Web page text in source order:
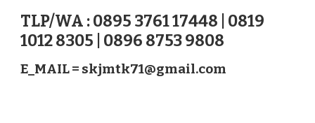
TLP/WA : 0895 3761 17448 | 0819
1012 8305 | 0896 8753 9808
E_MAIL = skjmtk71@gmail.com